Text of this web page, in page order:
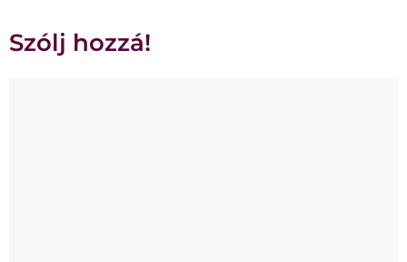
Szólj hozzá!